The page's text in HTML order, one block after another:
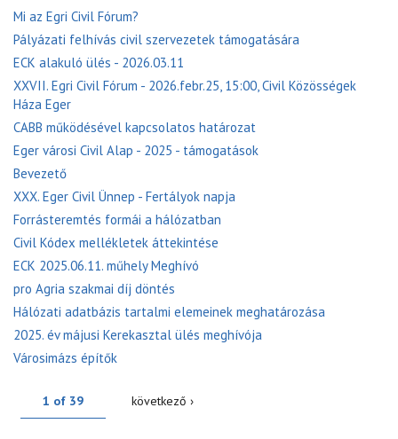
Mi az Egri Civil Fórum?
Pályázati felhívás civil szervezetek támogatására
ECK alakuló ülés - 2026.03.11
XXVII. Egri Civil Fórum - 2026.febr.25, 15:00, Civil Közösségek
Háza Eger
CABB működésével kapcsolatos határozat
Eger városi Civil Alap - 2025 - támogatások
Bevezető
XXX. Eger Civil Ünnep - Fertályok napja
Forrásteremtés formái a hálózatban
Civil Kódex mellékletek áttekintése
ECK 2025.06.11. műhely Meghívó
pro Agria szakmai díj döntés
Hálózati adatbázis tartalmi elemeinek meghatározása
2025. év májusi Kerekasztal ülés meghívója
Városimázs építők
1 of 39 következő ›